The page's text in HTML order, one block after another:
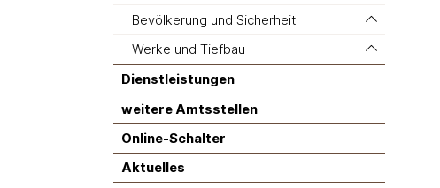
Bevölkerung und Sicherheit
Werke und Tiefbau
Dienstleistungen
weitere Amtsstellen
Online-Schalter
Aktuelles